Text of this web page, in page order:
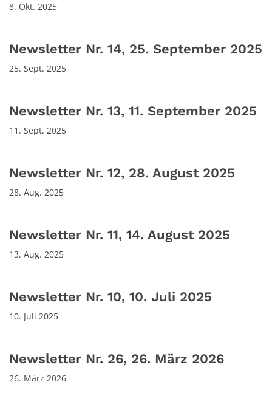
8. Okt. 2025
Newsletter Nr. 14, 25. September 2025
25. Sept. 2025
Newsletter Nr. 13, 11. September 2025
11. Sept. 2025
Newsletter Nr. 12, 28. August 2025
28. Aug. 2025
Newsletter Nr. 11, 14. August 2025
13. Aug. 2025
Newsletter Nr. 10, 10. Juli 2025
10. Juli 2025
Newsletter Nr. 26, 26. März 2026
26. März 2026